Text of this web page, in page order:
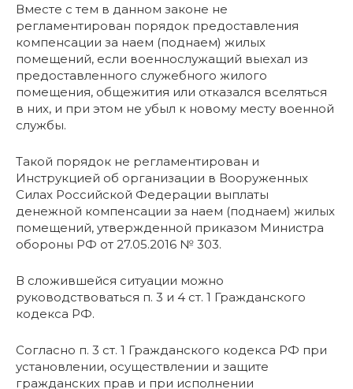
Вместе с тем в данном законе не
регламентирован порядок предоставления
компенсации за наем (поднаем) жилых
помещений, если военнослужащий выехал из
предоставленного служебного жилого
помещения, общежития или отказался вселяться
в них, и при этом не убыл к новому месту военной
службы.
Такой порядок не регламентирован и
Инструкцией об организации в Вооруженных
Силах Российской Федерации выплаты
денежной компенсации за наем (поднаем) жилых
помещений, утвержденной приказом Министра
обороны РФ от 27.05.2016 № 303.
В сложившейся ситуации можно
руководствоваться п. 3 и 4 ст. 1 Гражданского
кодекса РФ.
Согласно п. 3 ст. 1 Гражданского кодекса РФ при
установлении, осуществлении и защите
гражданских прав и при исполнении